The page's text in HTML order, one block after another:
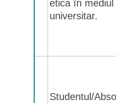
etica în mediul
universitar.
Studentul/